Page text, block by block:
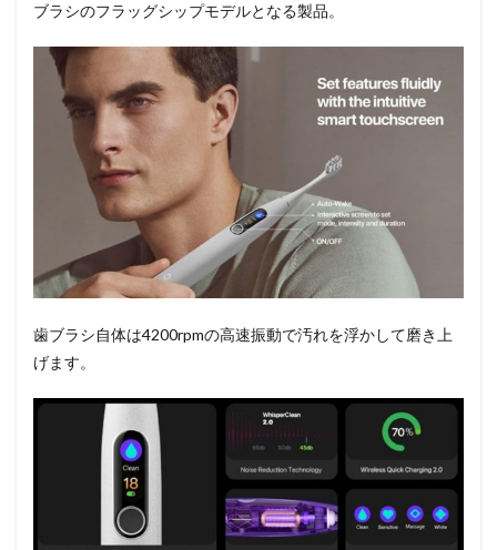
ブラシのフラッグシップモデルとなる製品。
歯ブラシ自体は4200rpmの高速振動で汚れを浮かして磨き上
げます。